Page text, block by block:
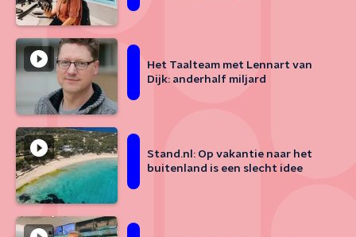
Het Taalteam met Lennart van
Dijk: anderhalf miljard
Stand.nl: Op vakantie naar het
buitenland is een slecht idee